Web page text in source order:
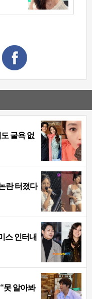
굴욕 없
란 터졌다
스 인터내
못 알아봐